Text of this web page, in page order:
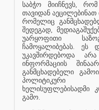
საბჭო მიიჩნევს,
თავიდან აეცილებინათ
რომელიც
შედეგად,
უარყოფითი
ჩამოყალიბებას. ეს
უკავშირდებოდა
ინფორმაციის
განმცხადებელი
პოლიტიკური
ხელისუფლებისადმი
გამო.